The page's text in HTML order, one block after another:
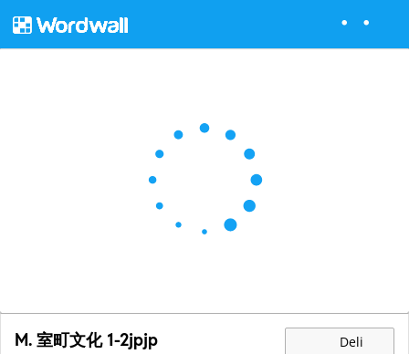
M. 室町文化 1-2jpjp Deli